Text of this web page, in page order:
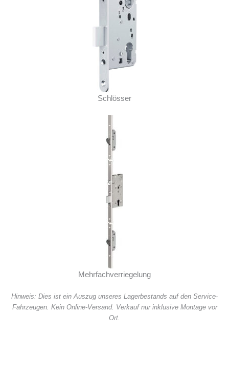
Schlösser
Mehrfachverriegelung
Hinweis: Dies ist ein Auszug unseres Lagerbestands auf den Service-
Fahrzeugen. Kein Online-Versand. Verkauf nur inklusive Montage vor
Ort.